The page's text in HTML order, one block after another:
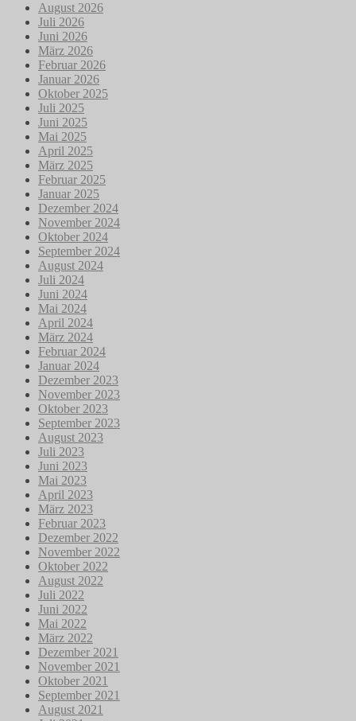
August 2026
Juli 2026
Juni 2026
März 2026
Februar 2026
Januar 2026
Oktober 2025
Juli 2025
Juni 2025
Mai 2025
April 2025
März 2025
Februar 2025
Januar 2025
Dezember 2024
November 2024
Oktober 2024
September 2024
August 2024
Juli 2024
Juni 2024
Mai 2024
April 2024
März 2024
Februar 2024
Januar 2024
Dezember 2023
November 2023
Oktober 2023
September 2023
August 2023
Juli 2023
Juni 2023
Mai 2023
April 2023
März 2023
Februar 2023
Dezember 2022
November 2022
Oktober 2022
August 2022
Juli 2022
Juni 2022
Mai 2022
März 2022
Dezember 2021
November 2021
Oktober 2021
September 2021
August 2021